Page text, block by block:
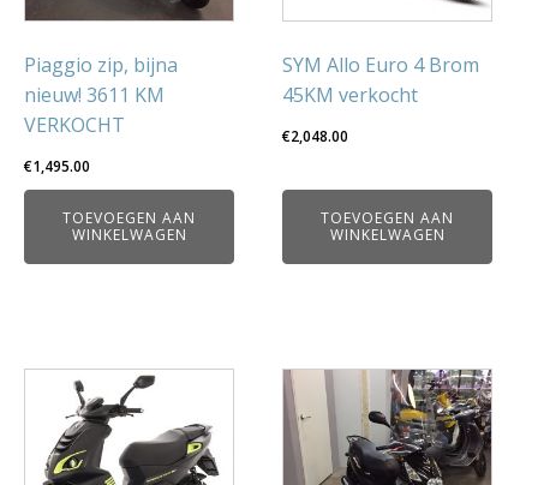
Piaggio zip, bijna
nieuw! 3611 KM
VERKOCHT
€1,495.00
TOEVOEGEN AAN
WINKELWAGEN
SYM Allo Euro 4 Brom
45KM verkocht
€2,048.00
TOEVOEGEN AAN
WINKELWAGEN